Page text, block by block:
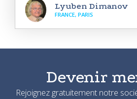
Lyuben Dimanov
FRANCE, PARIS
Devenir
Rejoignez gratuitement notre